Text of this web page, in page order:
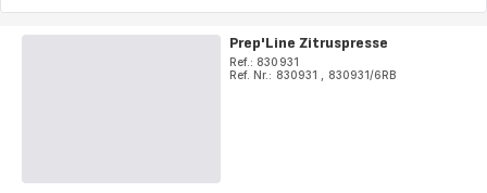
Prep'Line Zitruspresse
Ref.: 830931
Ref. Nr.: 830931
830931/6RB